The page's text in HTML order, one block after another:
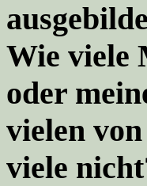
Wie viele
oder
vielen
viele